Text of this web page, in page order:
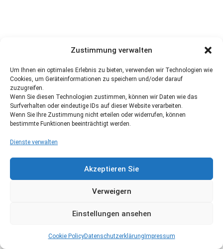
Zustimmung verwalten
Um Ihnen ein optimales Erlebnis zu bieten, verwenden wir Technologien wie
Cookies, um Geräteinformationen zu speichern und/oder darauf
zuzugreifen.
Wenn Sie diesen Technologien zustimmen, können wir Daten wie das
Surfverhalten oder eindeutige IDs auf dieser Website verarbeiten.
Wenn Sie Ihre Zustimmung nicht erteilen oder widerrufen, können
bestimmte Funktionen beeinträchtigt werden.
Dienste verwalten
Akzeptieren Sie
Verweigern
Einstellungen ansehen
Cookie PolicyDatenschutzerklärung Impressum